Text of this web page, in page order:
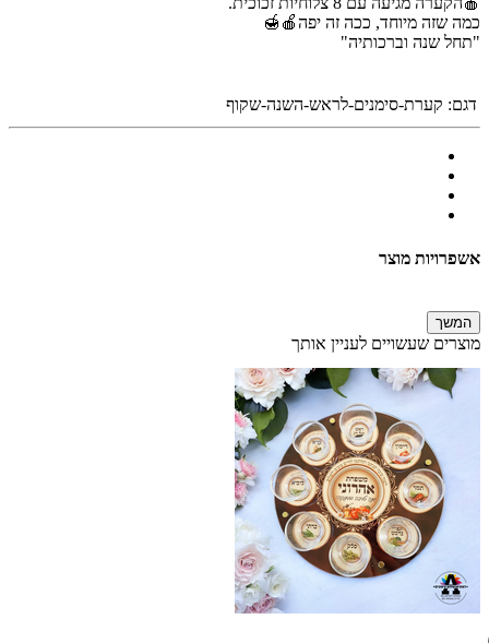
כמה שזה מיוחד, ככה זה יפה🍎🍯
"תחל שנה וברכותיה"
דגם: קערת-סימנים-לראש-השנה-שקוף
אשפרויות מוצר
המשך
מוצרים שעשויים לעניין אותך